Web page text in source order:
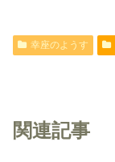
幸座のようす
関連記事